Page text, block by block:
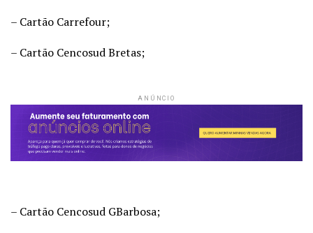
– Cartão Carrefour;
– Cartão Cencosud Bretas;
ANÚNCIO
– Cartão Cencosud GBarbosa;